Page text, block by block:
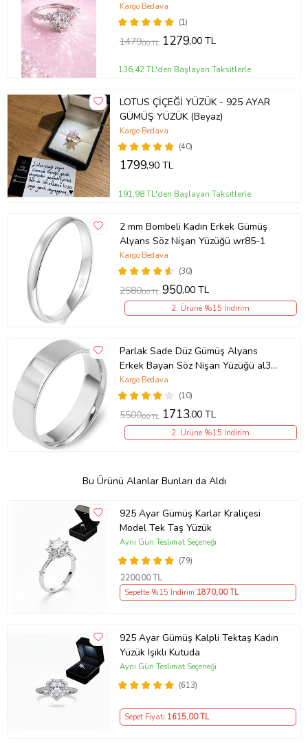
(1)
Kargo Bedava
1479,00 TL 1279,00 TL
136,42 TL'den Başlayan Taksitlerle
LOTUS ÇİÇEĞİ YÜZÜK - 925 AYAR
GÜMÜŞ YÜZÜK (Beyaz)
(40)
Kargo Bedava
1799,90 TL
191,98 TL'den Başlayan Taksitlerle
2 mm Bombeli Kadın Erkek Gümüş
Alyans Söz Nişan Yüzüğü wr85-1
(30)
Kargo Bedava
2580,00 TL 950,00 TL
2. Ürüne %15 İndirim
Parlak Sade Düz Gümüş Alyans
Erkek Bayan Söz Nişan Yüzüğü al38-
2
(10)
Kargo Bedava
5500,00 TL 1713,00 TL
2. Ürüne %15 İndirim
Bu Ürünü Alanlar Bunları da Aldı
925 Ayar Gümüş Karlar Kraliçesi
Model Tek Taş Yüzük
(79)
Aynı Gün Teslimat Seçeneği
2200,00 TL
Sepette %15 İndirim 1870,00 TL
925 Ayar Gümüş Kalpli Tektaş Kadın
Yüzük Işıklı Kutuda
(613)
Aynı Gün Teslimat Seçeneği
Sepet Fiyatı 1615,00 TL